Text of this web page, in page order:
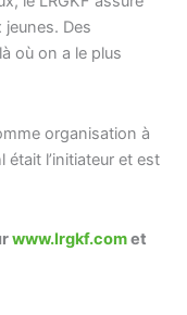
Des
où on a le plus
organisation à
l’initiateur et est
www.lrgkf.comet